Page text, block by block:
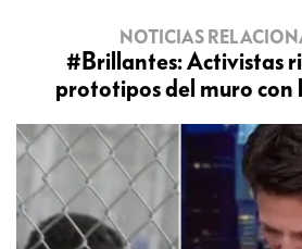
NOTICIAS
#Brillantes: Activistas
prototipos del muro con